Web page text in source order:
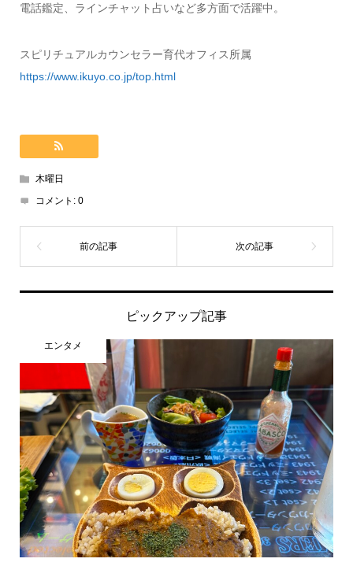
電話鑑定、ラインチャット占いなど多方面で活躍中。
スピリチュアルカウンセラー育代オフィス所属
https://www.ikuyo.co.jp/top.html
木曜日
コメント: 0
ピックアップ記事
エンタメ